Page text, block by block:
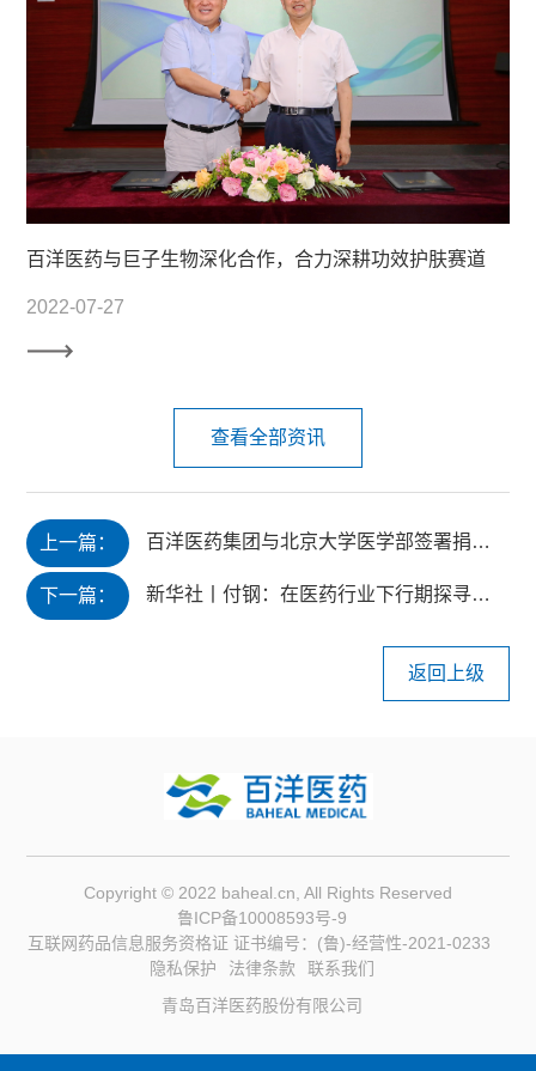
百洋医药与巨子生物深化合作，合力深耕功效护肤赛道
2022-07-27
查看全部资讯
上一篇： 百洋医药集团与北京大学医学部签署捐赠协议，共促科研成果转化落地
下一篇： 新华社丨付钢：在医药行业下行期探寻新动能
返回上级
Copyright © 2022 baheal.cn, All Rights Reserved
鲁ICP备10008593号-9
互联网药品信息服务资格证 证书编号：(鲁)-经营性-2021-0233
隐私保护
法律条款
联系我们
青岛百洋医药股份有限公司